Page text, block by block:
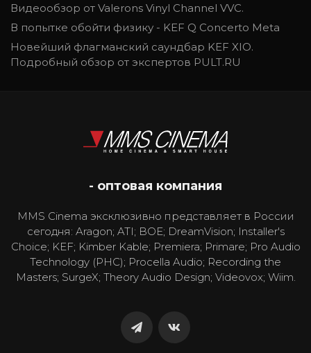
Видеообзор от Valerons Vinyl Channel VVC.
В попытке обойти физику - KEF Q Concerto Meta
Новейший флагманский саундбар KEF XIO.
Подробный обзор от экспертов PULT.RU
- оптовая компания
MMS Cinema эксклюзивно представляет в России
сегодня: Aragon; ATI; BOE; DreamVision; Installer's
Choice; KEF; Kimber Kable; Premiera; Primare; Pro Audio
Technology (PHC); Procella Audio; Recording the
Masters; SurgeX; Theory Audio Design; Videovox; Wiim.